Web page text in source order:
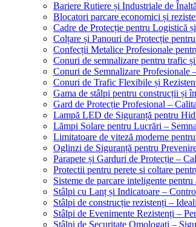
Bariere Rutiere și Industriale de
Blocatori parcare economici și
Cadre de Protecție pentru Logistică
Colțare și Panouri de Protecție
Confecții Metalice Profesionale
Conuri de semnalizare pentru trafic
Conuri de Semnalizare Profesionale
Conuri de Trafic Flexibile și
Gama de stâlpi pentru construcții și
Gard de Protecție Profesional –
Lampă LED de Siguranță pentru
Lămpi Solare pentru Lucrări –
Limitatoare de viteză moderne
Oglinzi de Siguranță pentru
Parapete și Garduri de Protecție –
Protectii pentru perete si coltare
Sisteme de parcare inteligente
Stâlpi cu Lanț și Indicatoare –
Stâlpi de construcție rezistenți –
Stâlpi de Evenimente Rezistenți –
Stâlpi de Securitate Omologați –